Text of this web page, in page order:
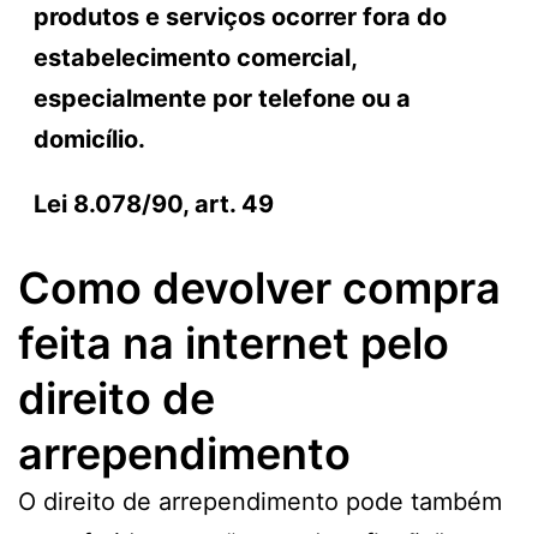
produtos e serviços ocorrer fora do
estabelecimento comercial,
especialmente por telefone ou a
domicílio.
Lei 8.078/90, art. 49
Como devolver compra
feita na internet pelo
direito de
arrependimento
O direito de arrependimento pode também